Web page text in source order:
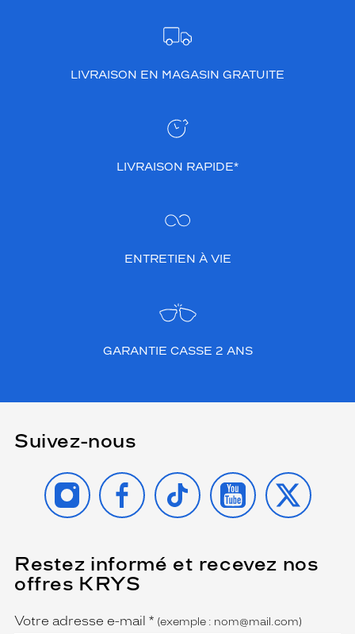
LIVRAISON EN MAGASIN GRATUITE
LIVRAISON RAPIDE*
ENTRETIEN À VIE
GARANTIE CASSE 2 ANS
Suivez-nous
INSTAGRAMFACEBOOK
TIKTOK YOUTUBE
X
Restez informé et recevez nos
offres KRYS
Name
Votre adresse e-mail *
(Ce
champ
est
obligatoire)
(exemple : nom@mail.com)